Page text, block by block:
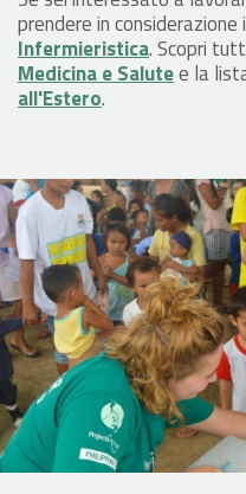
prendere in considerazione
Infermieristica. Scopri
Medicina e Salutee la
all'Estero.